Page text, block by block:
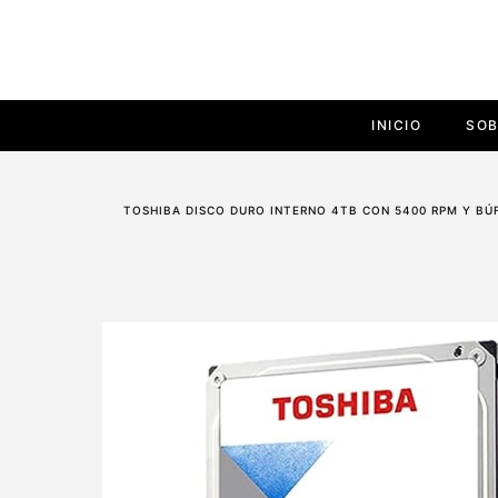
INICIO
TOSHIBA DISCO DURO INTERNO 4TB CON 5400 RPM Y